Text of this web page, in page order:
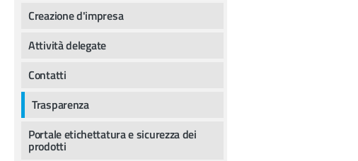
Creazione d'impresa
Attività delegate
Contatti
Trasparenza
Portale etichettatura e sicurezza dei
prodotti